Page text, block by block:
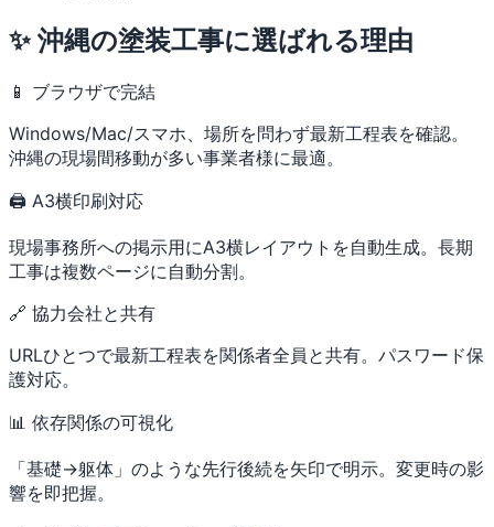
✨ 沖縄の塗装工事に選ばれる理由
📱 ブラウザで完結
Windows/Mac/スマホ、場所を問わず最新工程表を確認。
沖縄の現場間移動が多い事業者様に最適。
🖨 A3横印刷対応
現場事務所への掲示用にA3横レイアウトを自動生成。長期
工事は複数ページに自動分割。
🔗 協力会社と共有
URLひとつで最新工程表を関係者全員と共有。パスワード保
護対応。
📊 依存関係の可視化
「基礎→躯体」のような先行後続を矢印で明示。変更時の影
響を即把握。